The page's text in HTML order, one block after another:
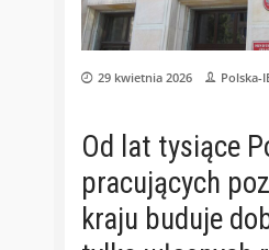
29 kwietnia 2026 Polska-
Od lat tysiące
pracujących
kraju buduje